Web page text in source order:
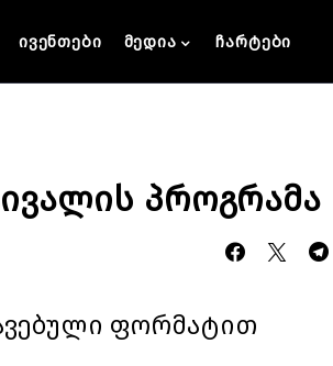
ივენთები მედია ჩარტები
პროგრამა
ფორმატით